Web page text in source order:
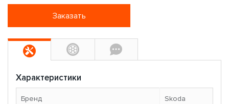
Заказать
Характеристики
Бренд Skoda